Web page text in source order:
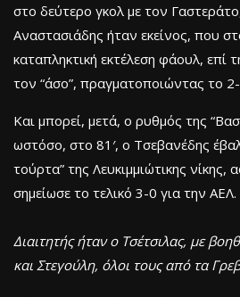
στο δεύτερο γκολ με τον
Αναστασιάδης ήταν εκείνος, που
καταπληκτική εκτέλεση φάουλ, επί
τον “άσο”, πραγματοποιώντας το
Και μπορεί, μετά, ο ρυθμός της
ωστόσο, στο 81′, ο Τσεβανέδης
τούρτα” της Λευκιμμιώτικης νίκης,
σημείωσε το τελικό 3-0 για την ΑΕΛ.
Διαιτητής ήταν ο Τσέτσιλας, με
και Στεγούλη, όλοι τους από τα